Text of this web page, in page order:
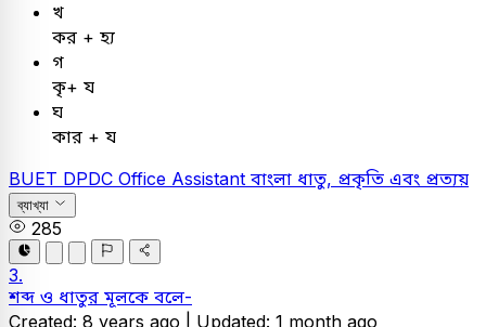
খ
কর + হ্য
গ
কৃ+ য
ঘ
কার + য
BUET DPDC Office Assistant বাংলা ধাতু, প্রকৃতি এবং প্রত্যয়
ব্যাখ্যা
285
3.
শব্দ ও ধাতুর মূলকে বলে-
Created: 8 years ago | Updated: 1 month ago